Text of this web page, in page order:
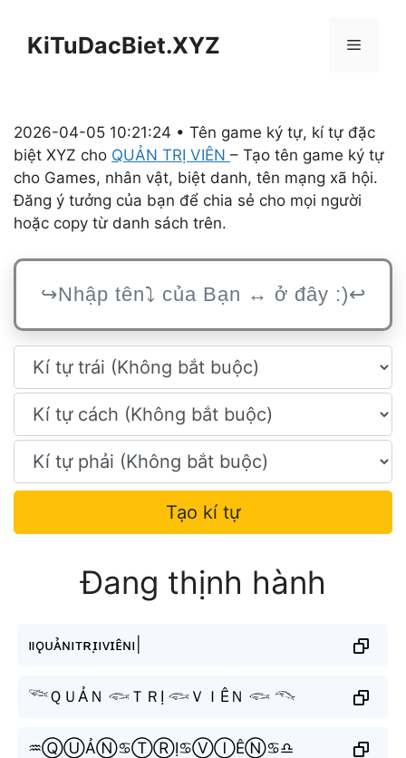
KiTuDacBiet.XYZ Menu
2026-04-05 10:21:24 • Tên game ký tự, kí tự đặc
biệt XYZ cho QUẢN TRỊ VIÊN – Tạo tên game ký tự
cho Games, nhân vật, biệt danh, tên mạng xã hội.
Đăng ý tưởng của bạn để chia sẻ cho mọi người
hoặc copy từ danh sách trên.
Tạo kí tự
Đang thịnh hành
။‌‌‌‌‌ǫᴜᴀ̉ɴ၊ᴛʀɪ̣၊ᴠɪᴇ̂ɴ၊|
𓆝ＱＵẢＮ 𓆟ＴＲỊ 𓆟ＶＩÊＮ 𓆟 𓆞
♒︎ⓆⓊẢⓃ♋︎ⓉⓇỊ♋︎ⓋⒾÊⓃ♋︎♎︎